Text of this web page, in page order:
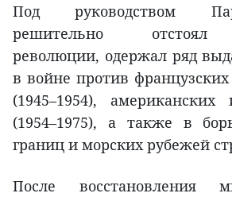
Под руководством
решительно отстоял
революции, одержал ряд
в войне против французских
(1945–1954), американских
(1954–1975), а также в
границ и морских рубежей
После восстановления